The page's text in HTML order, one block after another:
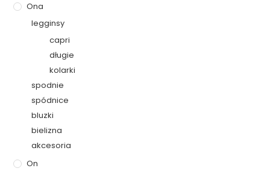
Ona
legginsy
capri
długie
kolarki
spodnie
spódnice
bluzki
bielizna
akcesoria
On